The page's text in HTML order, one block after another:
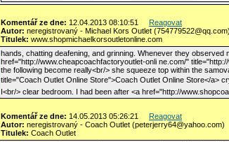
Komentář ze dne: 12.04.2013 08:10:51 Reagovat
Autor: neregistrovaný - Michael Kors Outlet (754779522@qq.com)
Titulek: www.shopmichaelkorsoutletonline.com
hands, chatting deafening, and grinning. Whenever they
href="http://www.cheapcoachfactoryoutlet-onli ne.com/"
the following become really<br/> she squeeze top within the
title="Coach Outlet Online Store">Coach Outlet Online Store</a>
I<br/> clear bedroom. I had been after <a href="http://
Komentář ze dne: 14.05.2013 05:26:21 Reagovat
Autor: neregistrovaný - Coach Outlet (peterjerry64@yahoo.com)
Titulek: Coach Outlet